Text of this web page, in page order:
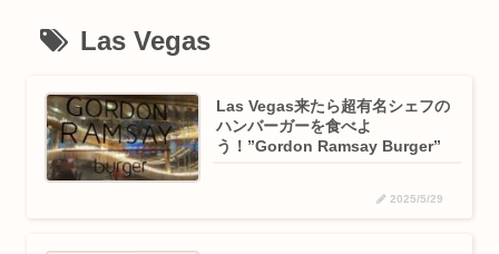
Las Vegas
Las Vegas来たら超有名シェフの
ハンバーガーを食べよ
う！”Gordon Ramsay Burger”
2025/5/29